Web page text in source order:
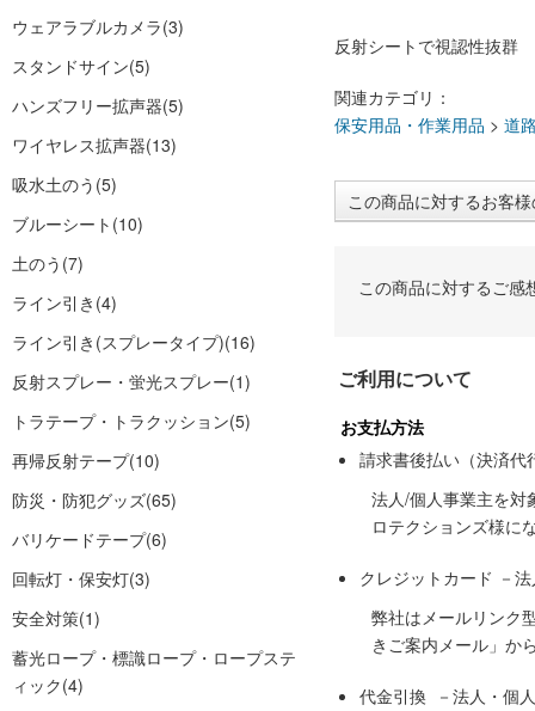
ウェアラブルカメラ(3)
スタンドサイン(5)
ハンズフリー拡声器(5)
ワイヤレス拡声器(13)
吸水土のう (5)
ブルーシート (10)
土のう (7)
ライン引き (4)
ライン引き(スプレータイプ)(16)
反射スプレー・蛍光スプレー(1)
トラテープ・トラクッション(5)
再帰反射テープ(10)
防災・防犯グッズ(65)
バリケードテープ(6)
回転灯・保安灯(3)
安全対策(1)
蓄光ロープ・標識ロープ・ロープステ
ィック(4)
反射シートで視認性抜群
関連カテゴリ：
保安用品・作業用品 > 道
この商品に対するお客
この商品に対するご感
ご利用について
お支払方法
請求書後払い（決済代
法人/個人事業主を対
ロテクションズ様に
クレジットカード －
弊社はメールリンク
きご案内メール」か
代金引換 －法人・個